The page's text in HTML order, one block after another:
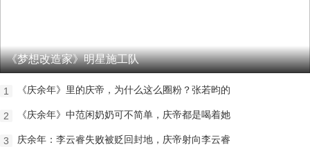
《梦想改造家》明星施工队
1 《庆余年》里的庆帝，为什么这么圈粉？张若昀的
2 《庆余年》中范闲奶奶可不简单，庆帝都是喝着她
3 庆余年：李云睿失败被贬回封地，庆帝射向李云睿